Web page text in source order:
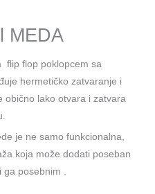
MEDA
flip flop poklopcem sa
hermetičko zatvaranje i
obično lako otvara i zatvara
je ne samo funkcionalna,
koja može dodati poseban
ga posebnim .